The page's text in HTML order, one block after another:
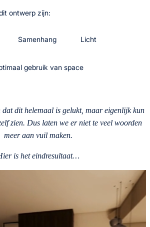
ontwerp zijn:
Samenhang Licht
gebruik van space
dit helemaal is gelukt, maar eigenlijk kun
zien. Dus laten we er niet te veel woorden
meer aan vuil maken.
is het eindresultaat…